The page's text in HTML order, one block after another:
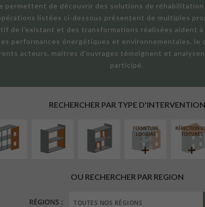
permettent de découvrir des solutions de
listées ci-dessous présentent de multiples
de l'existant et des transformations réalisées aident à
performances énergétiques et environnementales,
acteurs, maîtres d'ouvrages témoignent et
participé.
RECHERCHER PAR TYPE D'INTERVENTION
INTÉRIEURE
FERMETURE
LOGGIAS
RÉFECTION
TOITURES
OU RECHERCHER PAR REGION
RÉGIONS :